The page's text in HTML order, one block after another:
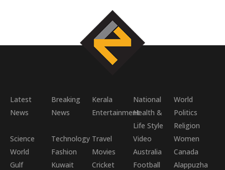
Latest
News
Breaking
News
Kerala National
World
EntertainmentHealth &
Life Style
Politics
Religion
Science
World
Technology Travel Video
Women
Fashion
Movies Australia
Canada
Gulf
Kuwait Cricket Football
Alappuzha